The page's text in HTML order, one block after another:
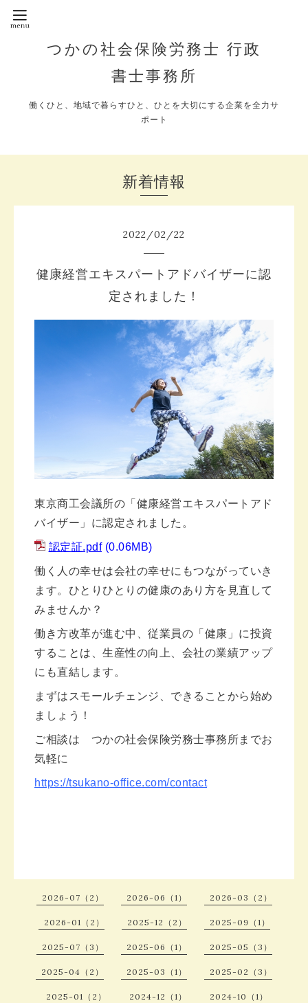
つかの社会保険労務士 行政
書士事務所
働くひと、地域で暮らすひと、ひとを大切にする企業を全力サ
ポート
新着情報
2022/02/22
健康経営エキスパートアドバイザーに認
定されました！
東京商工会議所の「健康経営エキスパートアド
バイザー」に認定されました。
認定証.pdf(0.06MB)
働く人の幸せは会社の幸せにもつながっていき
ます。ひとりひとりの健康のあり方を見直して
みませんか？
働き方改革が進む中、従業員の「健康」に投資
することは、生産性の向上、会社の業績アップ
にも直結します。
まずはスモールチェンジ、できることから始め
ましょう！
ご相談は つかの社会保険労務士事務所までお
気軽に
https://tsukano-office.com/contact
2026-07（2） 2026-06（1） 2026-03（2）
2026-01（2） 2025-12（2） 2025-09（1）
2025-07（3） 2025-06（1） 2025-05（3）
2025-04（2） 2025-03（1） 2025-02（3）
2025-01（2） 2024-12（1） 2024-10（1）